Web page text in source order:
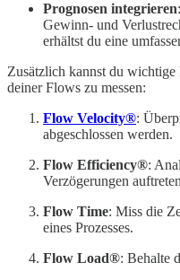
Prognosen integrieren
Gewinn- und
erhältst du eine
Zusätzlich kannst du
deiner Flows zu messen:
Flow Velocity®:
abgeschlossen werden.
Flow Efficiency®:
Verzögerungen
Flow Time: Miss die
eines Prozesses.
Flow Load®: Behalte